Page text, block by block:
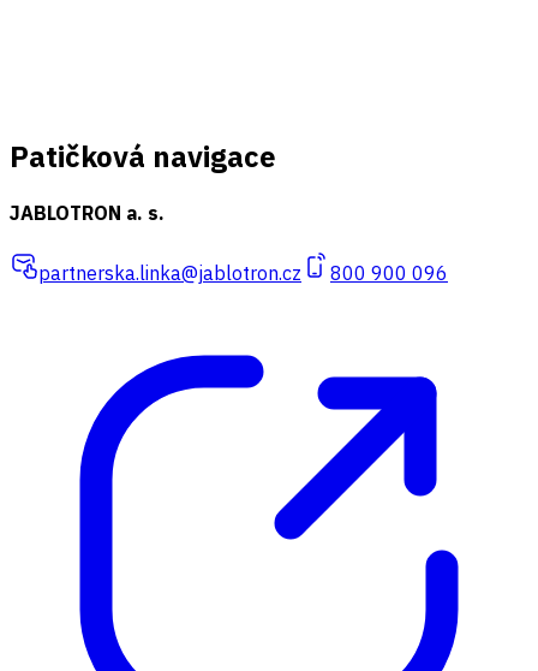
Patičková navigace
JABLOTRON a. s.
partnerska.linka@jablotron.cz 800 900 096